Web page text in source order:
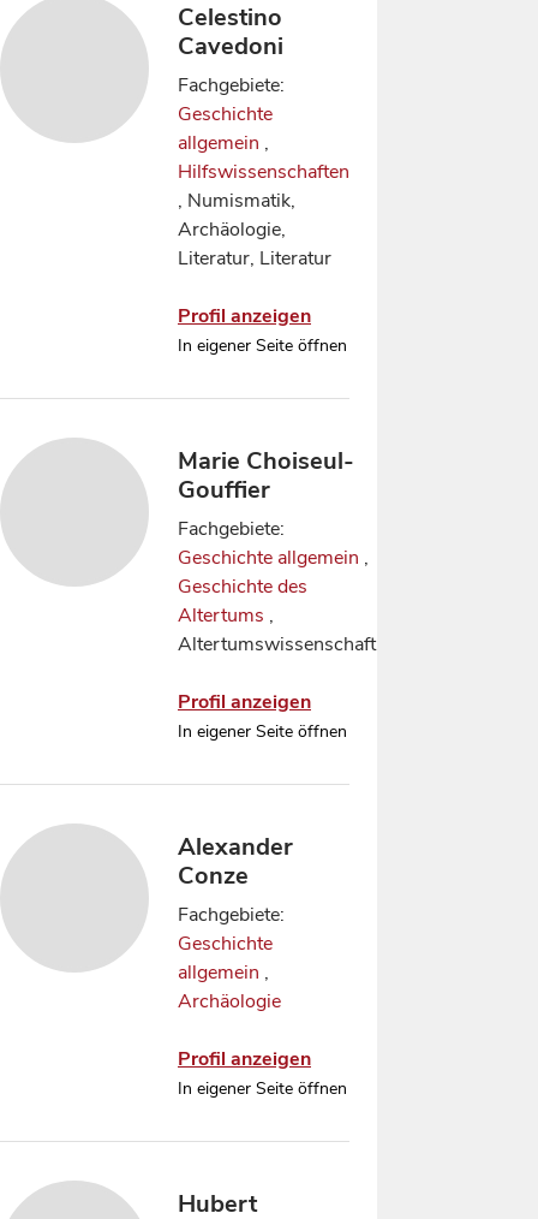
Celestino
Cavedoni
Fachgebiete:
Geschichte
allgemein ,
Hilfswissenschaften
, Numismatik,
Archäologie,
Literatur, Literatur
Profil anzeigen
In eigener Seite öffnen
Marie Choiseul-
Gouffier
Fachgebiete:
Geschichte allgemein ,
Geschichte des
Altertums ,
Altertumswissenschaft
Profil anzeigen
In eigener Seite öffnen
Alexander
Conze
Fachgebiete:
Geschichte
allgemein ,
Archäologie
Profil anzeigen
In eigener Seite öffnen
Hubert